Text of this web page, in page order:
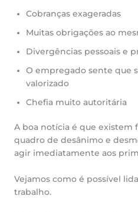
Cobranças exageradas
Muitas obrigações ao
Divergências pessoais e
O empregado sente que
valorizado
Chefia muito autoritária
A boa notícia é que existem
quadro de desânimo e
agir imediatamente aos
Vejamos como é possível
trabalho.